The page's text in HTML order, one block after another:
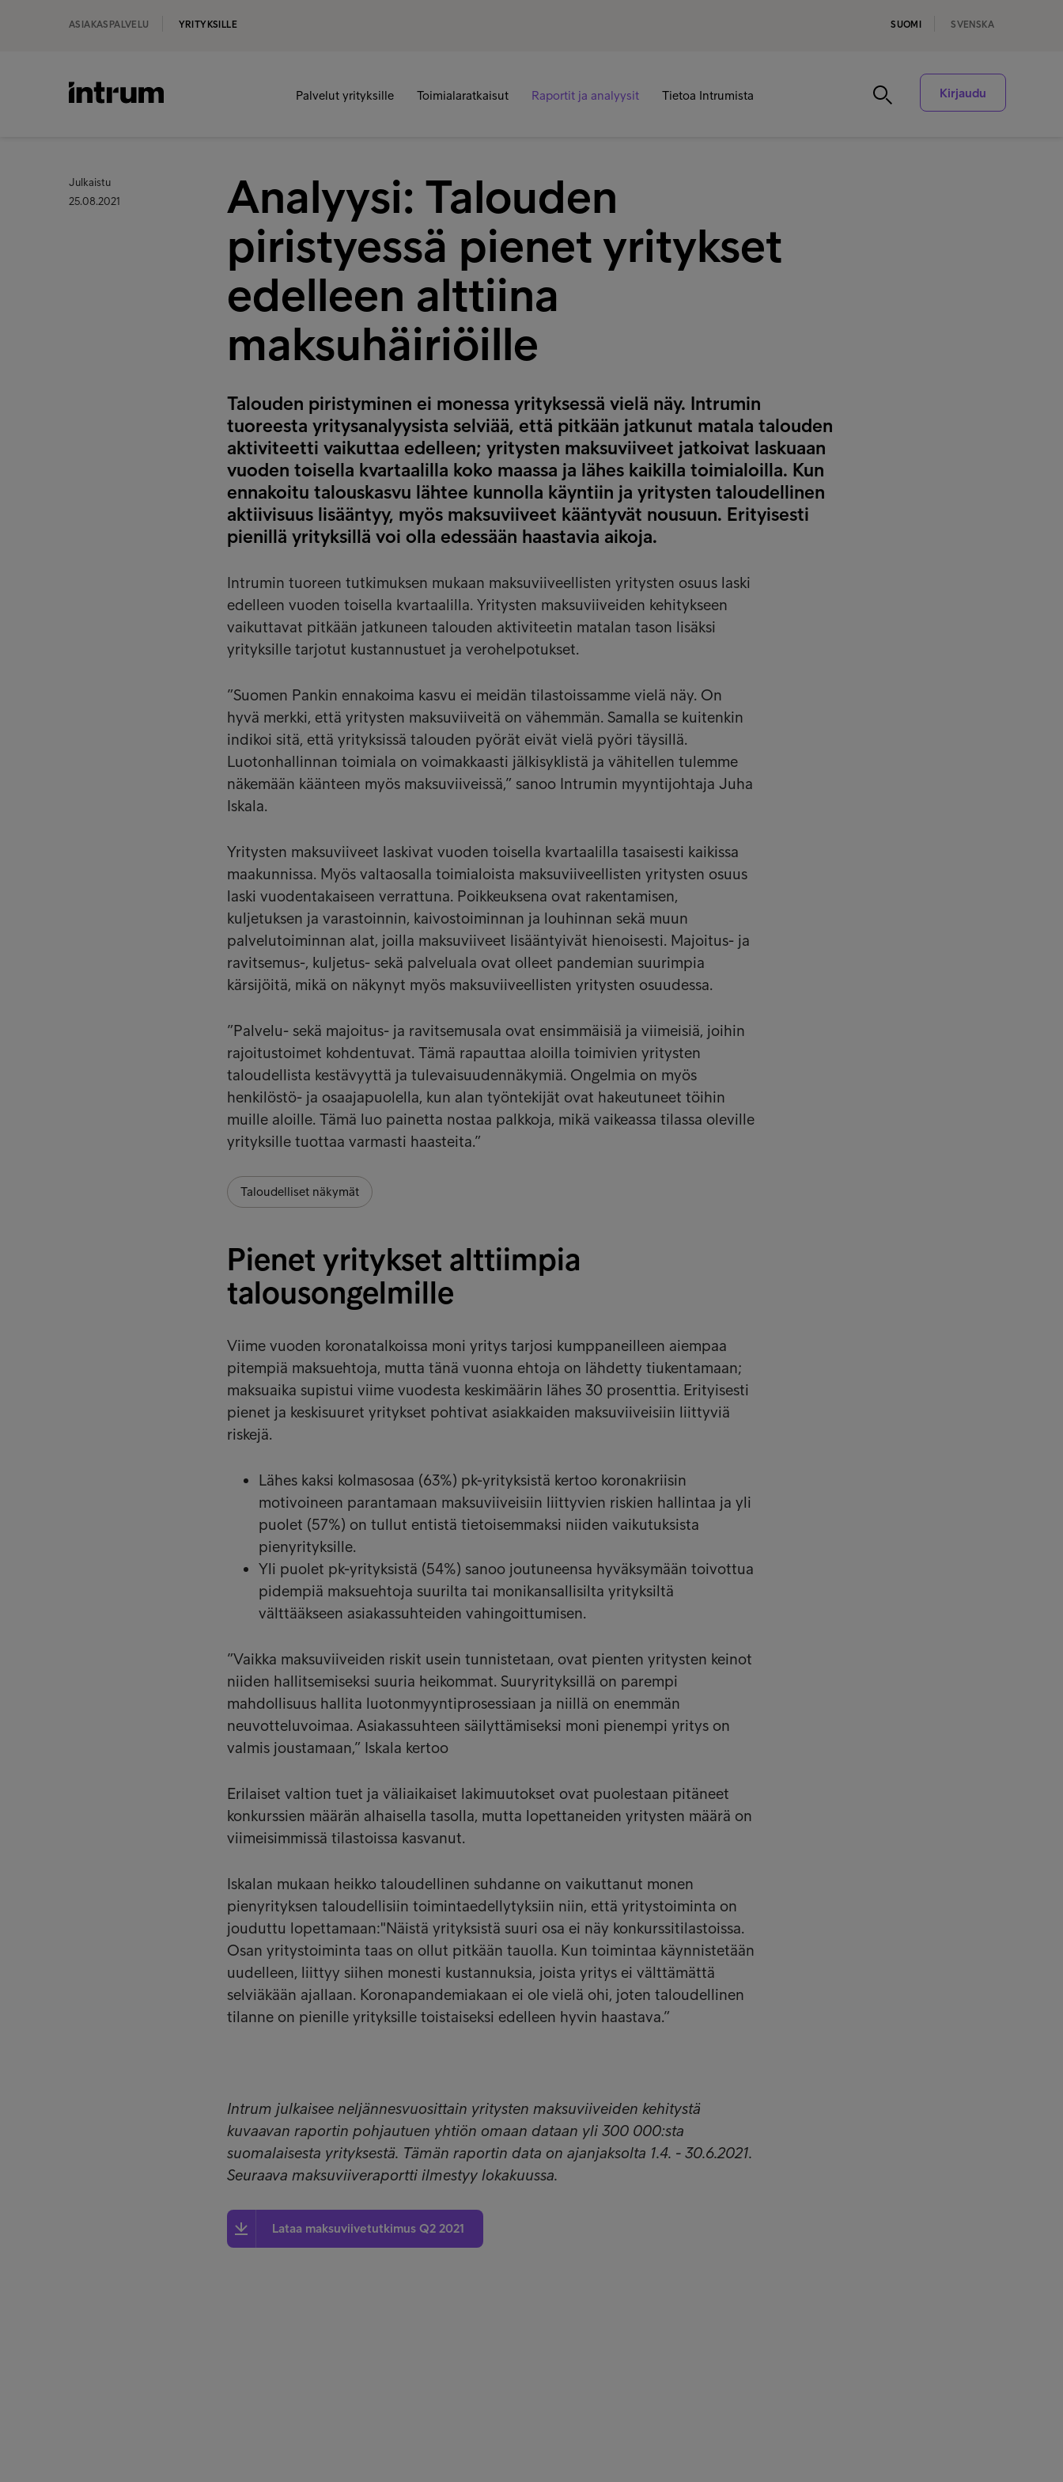
ASIAKASPALVELU YRITYKSILLE SUOMI SVENSKA
Palvelut yrityksille Toimialaratkaisut Raportit ja analyysit Tietoa Intrumista Kirjaudu
Julkaistu
25.08.2021
Analyysi: Talouden
piristyessä pienet yritykset
edelleen alttiina
maksuhäiriöille
Talouden piristyminen ei monessa yrityksessä vielä näy. Intrumin
tuoreesta yritysanalyysista selviää, että pitkään jatkunut matala talouden
aktiviteetti vaikuttaa edelleen; yritysten maksuviiveet jatkoivat laskuaan
vuoden toisella kvartaalilla koko maassa ja lähes kaikilla toimialoilla. Kun
ennakoitu talouskasvu lähtee kunnolla käyntiin ja yritysten taloudellinen
aktiivisuus lisääntyy, myös maksuviiveet kääntyvät nousuun. Erityisesti
pienillä yrityksillä voi olla edessään haastavia aikoja.
Intrumin tuoreen tutkimuksen mukaan maksuviiveellisten yritysten osuus laski
edelleen vuoden toisella kvartaalilla. Yritysten maksuviiveiden kehitykseen
vaikuttavat pitkään jatkuneen talouden aktiviteetin matalan tason lisäksi
yrityksille tarjotut kustannustuet ja verohelpotukset.
”Suomen Pankin ennakoima kasvu ei meidän tilastoissamme vielä näy. On
hyvä merkki, että yritysten maksuviiveitä on vähemmän. Samalla se kuitenkin
indikoi sitä, että yrityksissä talouden pyörät eivät vielä pyöri täysillä.
Luotonhallinnan toimiala on voimakkaasti jälkisyklistä ja vähitellen tulemme
näkemään käänteen myös maksuviiveissä,” sanoo Intrumin myyntijohtaja Juha
Iskala.
Yritysten maksuviiveet laskivat vuoden toisella kvartaalilla tasaisesti kaikissa
maakunnissa. Myös valtaosalla toimialoista maksuviiveellisten yritysten osuus
laski vuodentakaiseen verrattuna. Poikkeuksena ovat rakentamisen,
kuljetuksen ja varastoinnin, kaivostoiminnan ja louhinnan sekä muun
palvelutoiminnan alat, joilla maksuviiveet lisääntyivät hienoisesti. Majoitus- ja
ravitsemus-, kuljetus- sekä palveluala ovat olleet pandemian suurimpia
kärsijöitä, mikä on näkynyt myös maksuviiveellisten yritysten osuudessa.
”Palvelu- sekä majoitus- ja ravitsemusala ovat ensimmäisiä ja viimeisiä, joihin
rajoitustoimet kohdentuvat. Tämä rapauttaa aloilla toimivien yritysten
taloudellista kestävyyttä ja tulevaisuudennäkymiä. Ongelmia on myös
henkilöstö- ja osaajapuolella, kun alan työntekijät ovat hakeutuneet töihin
muille aloille. Tämä luo painetta nostaa palkkoja, mikä vaikeassa tilassa oleville
yrityksille tuottaa varmasti haasteita.”
Taloudelliset näkymät
Pienet yritykset alttiimpia
talousongelmille
Viime vuoden koronatalkoissa moni yritys tarjosi kumppaneilleen aiempaa
pitempiä maksuehtoja, mutta tänä vuonna ehtoja on lähdetty tiukentamaan;
maksuaika supistui viime vuodesta keskimäärin lähes 30 prosenttia. Erityisesti
pienet ja keskisuuret yritykset pohtivat asiakkaiden maksuviiveisiin liittyviä
riskejä.
Lähes kaksi kolmasosaa (63%) pk-yrityksistä kertoo koronakriisin
motivoineen parantamaan maksuviiveisiin liittyvien riskien hallintaa ja yli
puolet (57%) on tullut entistä tietoisemmaksi niiden vaikutuksista
pienyrityksille.
Yli puolet pk-yrityksistä (54%) sanoo joutuneensa hyväksymään toivottua
pidempiä maksuehtoja suurilta tai monikansallisilta yrityksiltä
välttääkseen asiakassuhteiden vahingoittumisen.
”Vaikka maksuviiveiden riskit usein tunnistetaan, ovat pienten yritysten keinot
niiden hallitsemiseksi suuria heikommat. Suuryrityksillä on parempi
mahdollisuus hallita luotonmyyntiprosessiaan ja niillä on enemmän
neuvotteluvoimaa. Asiakassuhteen säilyttämiseksi moni pienempi yritys on
valmis joustamaan,” Iskala kertoo
Erilaiset valtion tuet ja väliaikaiset lakimuutokset ovat puolestaan pitäneet
konkurssien määrän alhaisella tasolla, mutta lopettaneiden yritysten määrä on
viimeisimmissä tilastoissa kasvanut.
Iskalan mukaan heikko taloudellinen suhdanne on vaikuttanut monen
pienyrityksen taloudellisiin toimintaedellytyksiin niin, että yritystoiminta on
jouduttu lopettamaan:"Näistä yrityksistä suuri osa ei näy konkurssitilastoissa.
Osan yritystoiminta taas on ollut pitkään tauolla. Kun toimintaa käynnistetään
uudelleen, liittyy siihen monesti kustannuksia, joista yritys ei välttämättä
selviäkään ajallaan. Koronapandemiakaan ei ole vielä ohi, joten taloudellinen
tilanne on pienille yrityksille toistaiseksi edelleen hyvin haastava.”
Intrum julkaisee neljännesvuosittain yritysten maksuviiveiden kehitystä
kuvaavan raportin pohjautuen yhtiön omaan dataan yli 300 000:sta
suomalaisesta yrityksestä. Tämän raportin data on ajanjaksolta 1.4. - 30.6.2021.
Seuraava maksuviiveraportti ilmestyy lokakuussa.
Lataa maksuviivetutkimus Q2 2021